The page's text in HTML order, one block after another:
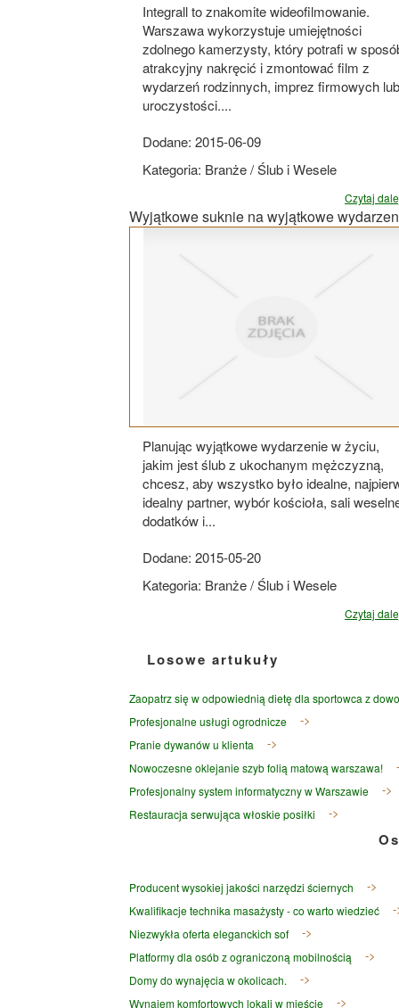
Integrall to znakomite wideofilmowanie.
Warszawa wykorzystuje umiejętności
zdolnego kamerzysty, który potrafi w
atrakcyjny nakręcić i zmontować film z
wydarzeń rodzinnych, imprez firmowych lub
uroczystości....
Dodane: 2015-06-09
Kategoria: Branże / Ślub i Wesele
Czytaj
Wyjątkowe suknie na wyjątkowe
Planując wyjątkowe wydarzenie w życiu,
jakim jest ślub z ukochanym mężczyzną,
chcesz, aby wszystko było idealne,
idealny partner, wybór kościoła, sali
dodatków i...
Dodane: 2015-05-20
Kategoria: Branże / Ślub i Wesele
Czytaj
Losowe artukuły
Zaopatrz się w odpowiednią dietę dla sportowca z
Profesjonalne usługi ogrodnicze
Pranie dywanów u klienta
Nowoczesne oklejanie szyb folią matową warszawa!
Profesjonalny system informatyczny w Warszawie
Restauracja serwująca włoskie posiłki
Producent wysokiej jakości narzędzi ściernych
Kwalifikacje technika masażysty - co warto wiedzieć
Niezwykła oferta eleganckich sof
Platformy dla osób z ograniczoną mobilnością
Domy do wynajęcia w okolicach.
Wynajem komfortowych lokali w mieście